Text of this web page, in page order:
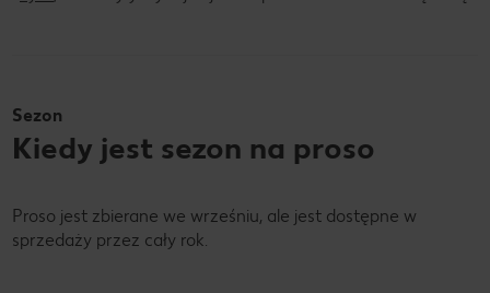
Sezon
Kiedy jest sezon na proso
Proso jest zbierane we wrześniu, ale jest dostępne w
sprzedaży przez cały rok.